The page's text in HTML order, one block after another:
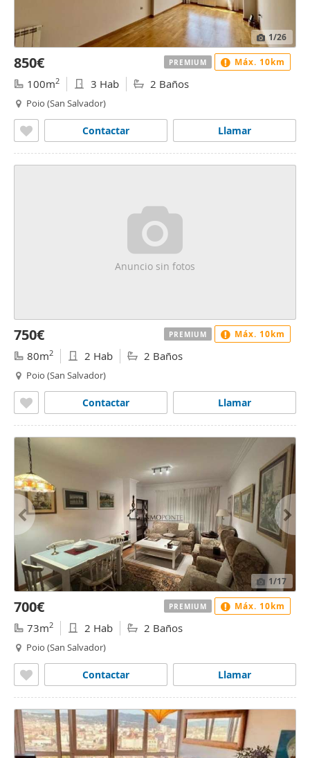
1/26
850€
100m2 3 Hab 2 Baños
Poio (San Salvador)
Llamar
Contactar
PREMIUM Máx. 10km
Anuncio sin fotos
750€
80m2 2 Hab 2 Baños
Poio (San Salvador)
Llamar
Contactar
PREMIUM Máx. 10km
1/17
700€
73m2 2 Hab 2 Baños
Poio (San Salvador)
Llamar
Contactar
PREMIUM Máx. 10km